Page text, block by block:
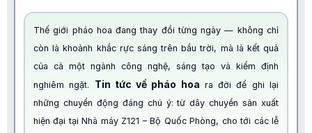
Thế giới pháo hoa đang thay đổi từng ngày — không chỉ
còn là khoảnh khắc rực sáng trên bầu trời, mà là kết quả
của cả một ngành công nghệ, sáng tạo và kiểm định
nghiêm ngặt. Tin tức về pháo hoa ra đời để ghi lại
những chuyển động đáng chú ý: từ dây chuyền sản xuất
hiện đại tại Nhà máy Z121 – Bộ Quốc Phòng, cho tới các lễ